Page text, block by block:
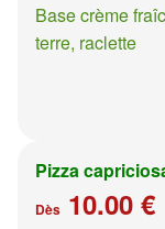
Base crème
terre, raclette
Pizza
Dès 10.00 €